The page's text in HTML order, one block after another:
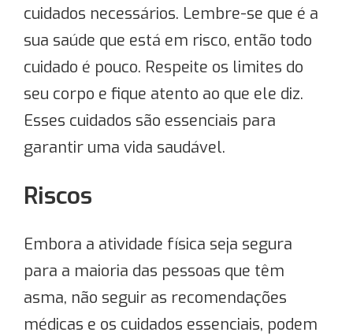
cuidados necessários. Lembre-se que é a
sua saúde que está em risco, então todo
cuidado é pouco. Respeite os limites do
seu corpo e fique atento ao que ele diz.
Esses cuidados são essenciais para
garantir uma vida saudável.
Riscos
Embora a atividade física seja segura
para a maioria das pessoas que têm
asma, não seguir as recomendações
médicas e os cuidados essenciais, podem